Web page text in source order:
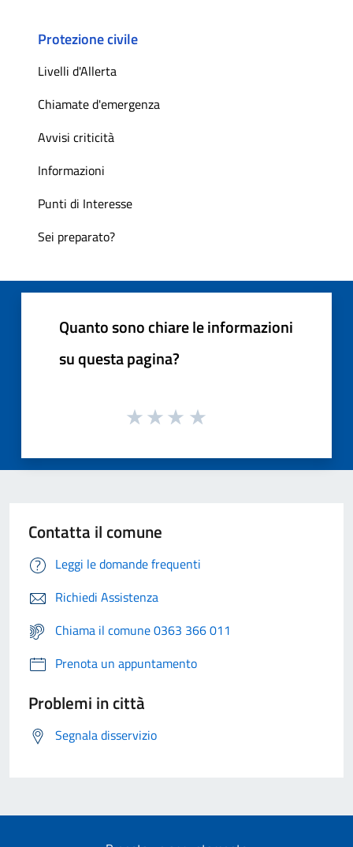
Protezione civile
Livelli d'Allerta
Chiamate d'emergenza
Avvisi criticità
Informazioni
Punti di Interesse
Sei preparato?
Quanto sono chiare le informazioni
su questa pagina?
Contatta il comune
Leggi le domande frequenti
Richiedi Assistenza
Chiama il comune 0363 366 011
Prenota un appuntamento
Problemi in città
Segnala disservizio